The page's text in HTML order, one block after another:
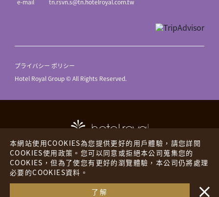
本網站使用COOKIES為您提供更好的用戶體驗，請您詳閱
COOKIES使用政策。您可以同意或拒絕本公司蒐集您的
COOKIES，但為了使您有更好的瀏覽體驗，本公司仍將處理
必要的COOKIES資料。
了解
・・
e-mail
tn.rsvn.s@tn.hotelroyal.com.tw
プライバシー ポリシー
Hotel Royal Group © All Rights Reserved.
ホテル ロイヤル ザ プレイス
ロイヤル イン